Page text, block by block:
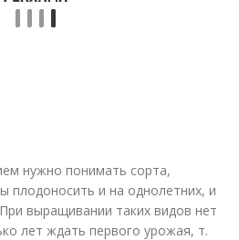
нужно понимать сорта,
плодоносить и на однолетних, и
выращивании таких видов нет
лет ждать первого урожая, т.